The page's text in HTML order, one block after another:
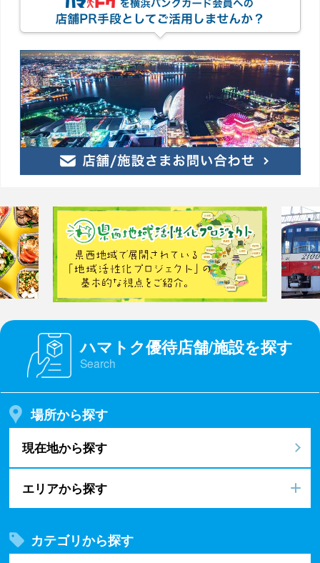
ハマトク優待店舗/施設を探す
Search
場所から探す
現在地から探す
エリアから探す
カテゴリから探す